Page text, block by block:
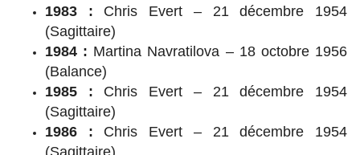
1983 : Chris Evert – 21 décembre 1954
(Sagittaire)
1984 : Martina Navratilova – 18 octobre 1956
(Balance)
1985 : Chris Evert – 21 décembre 1954
(Sagittaire)
1986 : Chris Evert – 21 décembre 1954
(Sagittaire)